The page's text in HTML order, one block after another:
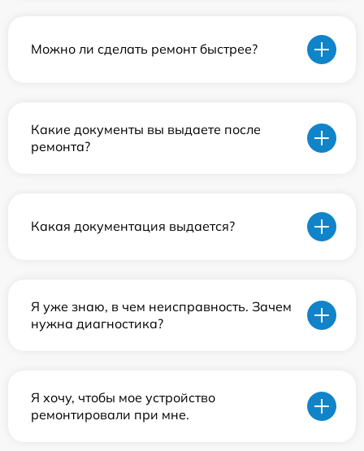
Можно ли сделать ремонт быстрее?
Какие документы вы выдаете после
ремонта?
Какая документация выдается?
Я уже знаю, в чем неисправность. Зачем
нужна диагностика?
Я хочу, чтобы мое устройство
ремонтировали при мне.